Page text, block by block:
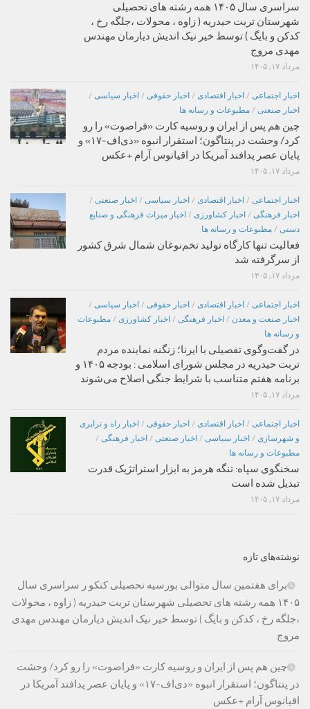
سراسری سال ۱۴۰۵ همه رشته های تحصیلی
شهرستان تربت حیدریه ( زاوه ، محولات ،جلگه رخ ،
کدکن و بایگ ) توسط خیر نیک اندیش دیارمان مهندس
مهدی مروج
مرداد ۱۷, ۱۴۰۵
اخبار اجتماعی / اخبار اقتصادی / اخبار حقوقی / اخبار سیاسی /
اخبار صنعتی / مطبوعات و رسانه ها
چین هم پس از ایران و روسیه کارت «فراصوت» را رو
کرد/ وحشت در پنتاگون؛ استقرار انبوه «دی‌اف‑۱۷» و
پایان عصر پدافند آمریکا در اقیانوس آرام +عکس
مرداد ۱۷, ۱۴۰۵
اخبار اجتماعی / اخبار اقتصادی / اخبار سیاسی / اخبار صنعتی /
اخبار فرهنگی / اخبار کشاورزی / اخبار میراث فرهنگی و صنایع
دستی / مطبوعات و رسانه ها
فعالیت تنها کارگاه تولید تخم‌نوغان شمال شرق کشور
از سرگرفته شد
مرداد ۱۷, ۱۴۰۵
اخبار اجتماعی / اخبار اقتصادی / اخبار حقوقی / اخبار سیاسی /
اخبار صنعت و معدن / اخبار فرهنگی / اخبار کشاورزی / مطبوعات
و رسانه ها
در گفت‌وگوی تفصیلی با ایرنا؛ زنگنه نماینده مردم
تربت حیدریه در مجلس شورای اسلامی : بودجه ۱۴۰۵ و
برنامه هفتم متناسب با شرایط جنگی اصلاح می‌شوند
مرداد ۱۷, ۱۴۰۵
اخبار اجتماعی / اخبار اقتصادی / اخبار حقوقی / اخبار راه و ترابری
و شهرسازی / اخبار سیاسی / اخبار صنعتی / اخبار فرهنگی /
مطبوعات و رسانه ها
سخنگوی سپاه: تنگه هرمز به ابزار استراتژیک قدرت
تبدیل شده است
مرداد ۱۷, ۱۴۰۵
نوشته‌های تازه
برای هفتمین سال متوالی بورسیه تحصیلی کنکو ر سراسری سال
۱۴۰۵ همه رشته های تحصیلی شهرستان تربت حیدریه ( زاوه ، محولات
،جلگه رخ ، کدکن و بایگ ) توسط خیر نیک اندیش دیارمان مهندس مهدی
مروج
چین هم پس از ایران و روسیه کارت «فراصوت» را رو کرد/ وحشت
در پنتاگون؛ استقرار انبوه «دی‌اف‑۱۷» و پایان عصر پدافند آمریکا در
اقیانوس آرام +عکس